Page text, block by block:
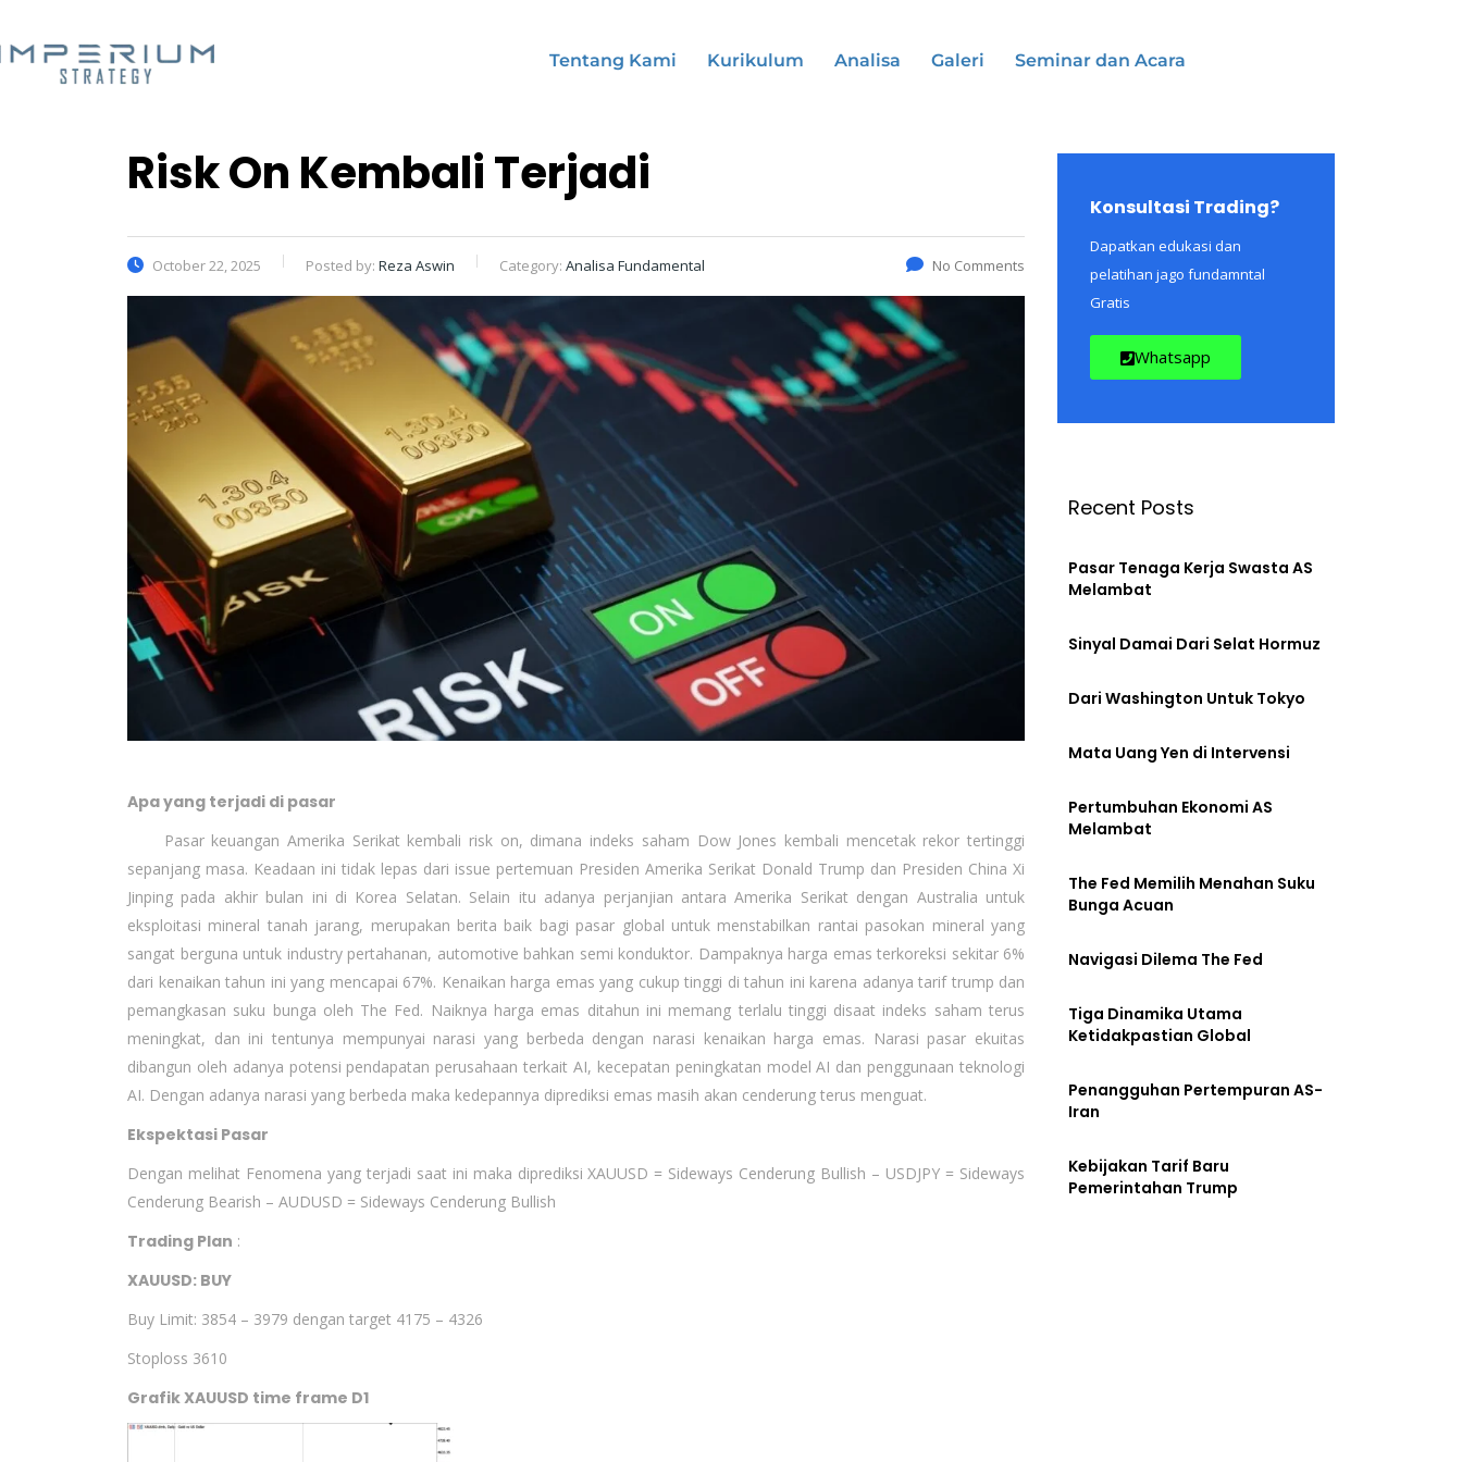
Tentang Kami Kurikulum Analisa Galeri Seminar dan Acara
Risk On Kembali Terjadi
October 22, 2025 Posted by: Reza Aswin Category: Analisa Fundamental No Comments
Apa yang terjadi di pasar
Pasar keuangan Amerika Serikat kembali risk on, dimana indeks saham Dow Jones kembali mencetak rekor tertinggi
sepanjang masa. Keadaan ini tidak lepas dari issue pertemuan Presiden Amerika Serikat Donald Trump dan Presiden China Xi
Jinping pada akhir bulan ini di Korea Selatan. Selain itu adanya perjanjian antara Amerika Serikat dengan Australia untuk
eksploitasi mineral tanah jarang, merupakan berita baik bagi pasar global untuk menstabilkan rantai pasokan mineral yang
sangat berguna untuk industry pertahanan, automotive bahkan semi konduktor. Dampaknya harga emas terkoreksi sekitar 6%
dari kenaikan tahun ini yang mencapai 67%. Kenaikan harga emas yang cukup tinggi di tahun ini karena adanya tarif trump dan
pemangkasan suku bunga oleh The Fed. Naiknya harga emas ditahun ini memang terlalu tinggi disaat indeks saham terus
meningkat, dan ini tentunya mempunyai narasi yang berbeda dengan narasi kenaikan harga emas. Narasi pasar ekuitas
dibangun oleh adanya potensi pendapatan perusahaan terkait AI, kecepatan peningkatan model AI dan penggunaan teknologi
AI. Dengan adanya narasi yang berbeda maka kedepannya diprediksi emas masih akan cenderung terus menguat.
Ekspektasi Pasar
Dengan melihat Fenomena yang terjadi saat ini maka diprediksi XAUUSD = Sideways Cenderung Bullish – USDJPY = Sideways
Cenderung Bearish – AUDUSD = Sideways Cenderung Bullish
Trading Plan :
XAUUSD: BUY
Buy Limit: 3854 – 3979 dengan target 4175 – 4326
Stoploss 3610
Grafik XAUUSD time frame D1
Konsultasi Trading?
Dapatkan edukasi dan
pelatihan jago fundamntal
Gratis
Whatsapp
Recent Posts
Pasar Tenaga Kerja Swasta AS
Melambat
Sinyal Damai Dari Selat Hormuz
Dari Washington Untuk Tokyo
Mata Uang Yen di Intervensi
Pertumbuhan Ekonomi AS
Melambat
The Fed Memilih Menahan Suku
Bunga Acuan
Navigasi Dilema The Fed
Tiga Dinamika Utama
Ketidakpastian Global
Penangguhan Pertempuran AS-
Iran
Kebijakan Tarif Baru
Pemerintahan Trump